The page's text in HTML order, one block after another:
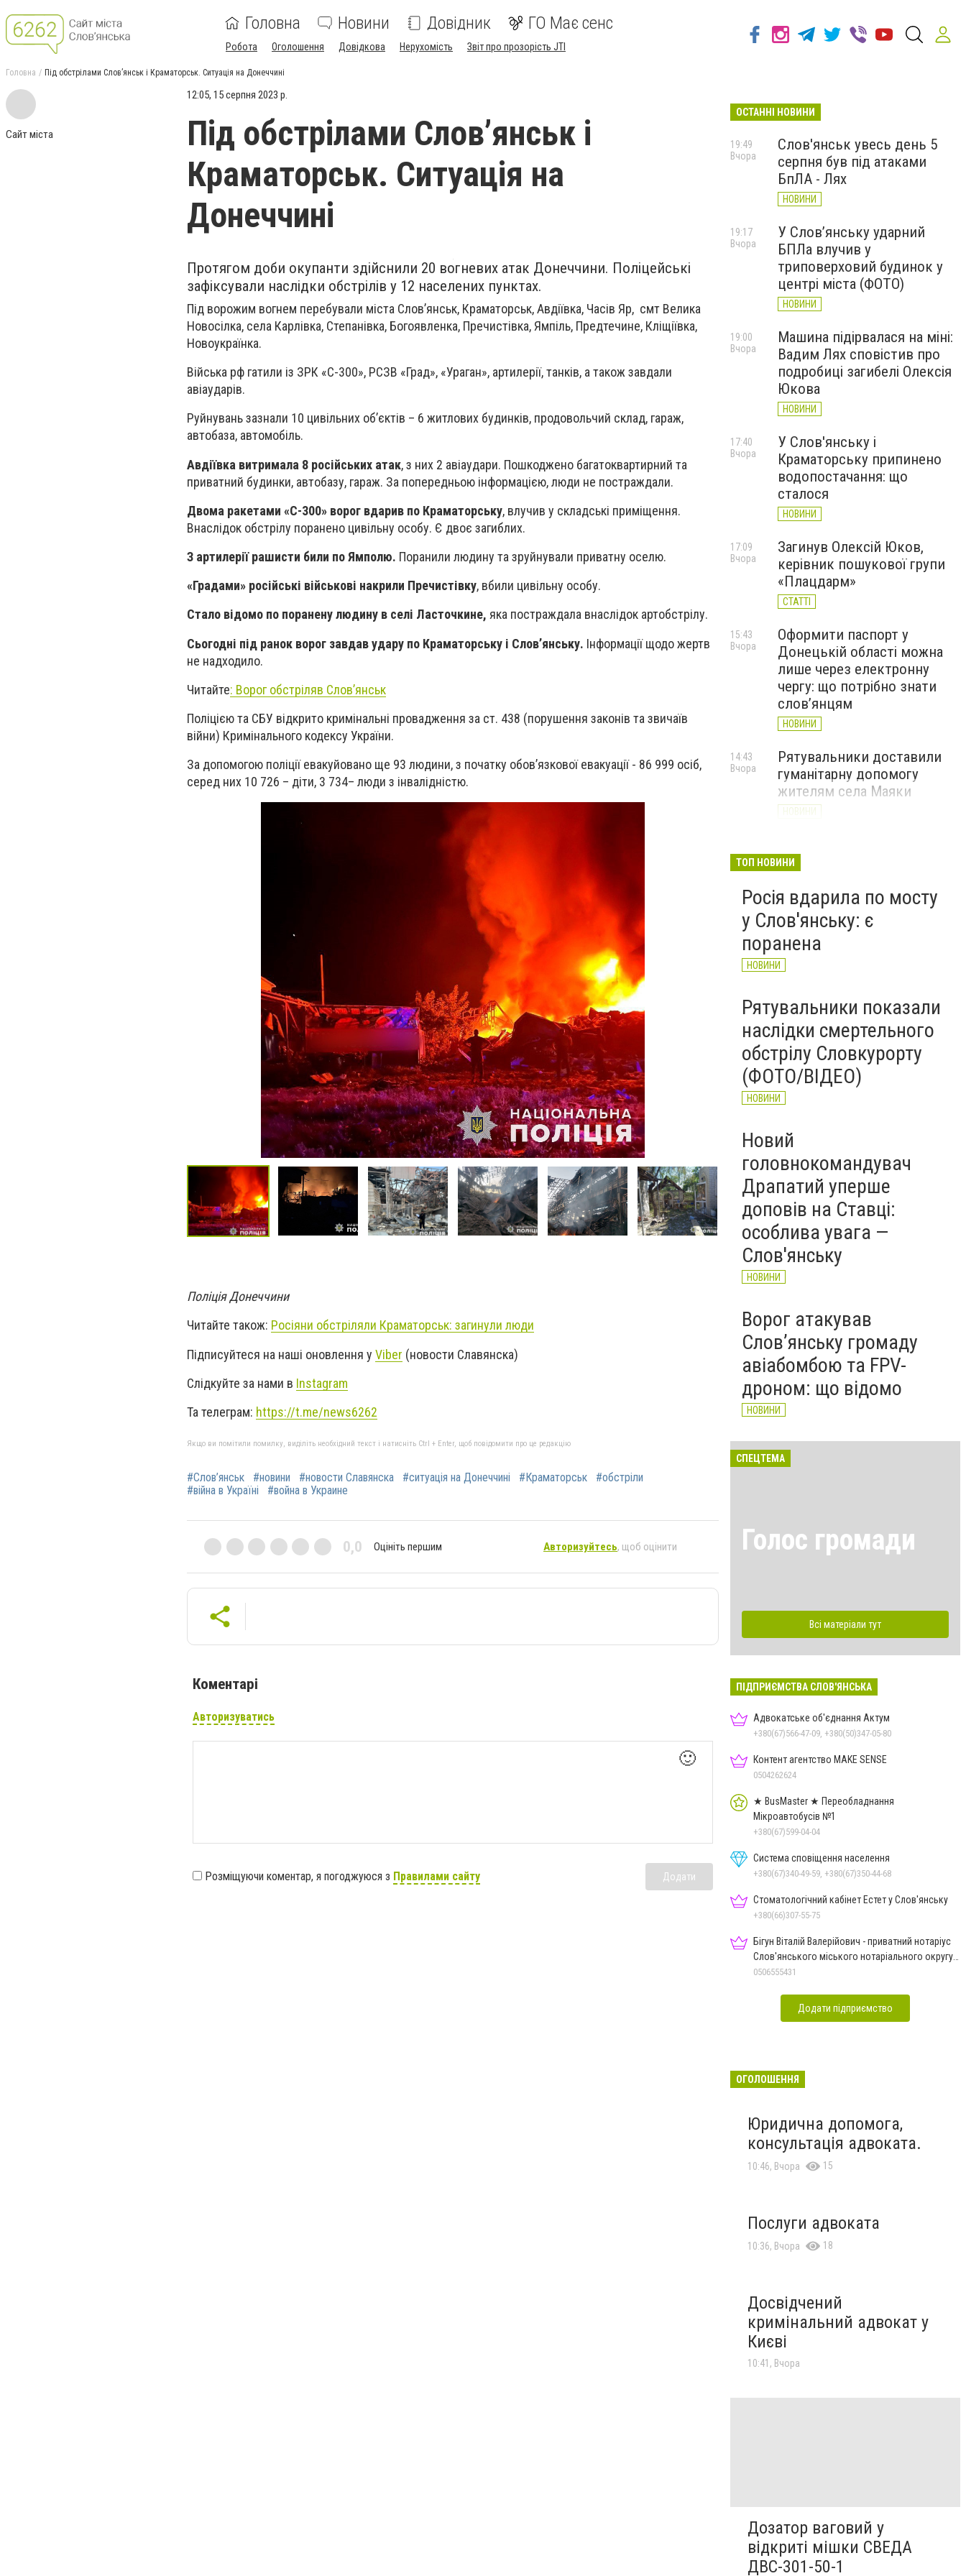
Головна Новини Довідник ГО Має сенс
Робота Оголошення Довідкова Нерухомість Звіт про прозорість JTI
Головна Під обстрілами Слов’янськ і Краматорськ. Ситуація на Донеччині
Сайт міста
12:05, 15 серпня 2023 р.
Під обстрілами Слов’янськ і
Краматорськ. Ситуація на
Донеччині
Протягом доби окупанти здійснили 20 вогневих атак Донеччини. Поліцейські
зафіксували наслідки обстрілів у 12 населених пунктах.
Під ворожим вогнем перебували міста Слов’янськ, Краматорськ, Авдіївка, Часів Яр, смт Велика
Новосілка, села Карлівка, Степанівка, Богоявленка, Пречистівка, Ямпіль, Предтечине, Кліщіївка,
Новоукраїнка.
Війська рф гатили із ЗРК «С-300», РСЗВ «Град», «Ураган», артилерії, танків, а також завдали
авіаударів.
Руйнувань зазнали 10 цивільних об’єктів – 6 житлових будинків, продовольчий склад, гараж,
автобаза, автомобіль.
Авдіївка витримала 8 російських атак, з них 2 авіаудари. Пошкоджено багатоквартирний та
приватний будинки, автобазу, гараж. За попередньою інформацією, люди не постраждали.
Двома ракетами «С-300» ворог вдарив по Краматорську, влучив у складські приміщення.
Внаслідок обстрілу поранено цивільну особу. Є двоє загиблих.
З артилерії рашисти били по Ямполю. Поранили людину та зруйнували приватну оселю.
«Градами» російські військові накрили Пречистівку, вбили цивільну особу.
Стало відомо по поранену людину в селі Ласточкине, яка постраждала внаслідок артобстрілу.
Сьогодні під ранок ворог завдав удару по Краматорську і Слов’янську. Інформації щодо жертв
не надходило.
Читайте: Ворог обстріляв Слов’янськ
Поліцією та СБУ відкрито кримінальні провадження за ст. 438 (порушення законів та звичаїв
війни) Кримінального кодексу України.
За допомогою поліції евакуйовано ще 93 людини, з початку обов’язкової евакуації - 86 999 осіб,
серед них 10 726 – діти, 3 734– люди з інвалідністю.
Поліція Донеччини
Читайте також: Росіяни обстріляли Краматорськ: загинули люди
Підписуйтеся на наші оновлення у Viber (новости Славянска)
Слідкуйте за нами в Instagram
Та телеграм: https://t.me/news6262
Якщо ви помітили помилку, виділіть необхідний текст і натисніть Ctrl + Enter, щоб повідомити про це редакцію
#Слов’янськ #новини #новости Славянска #ситуація на Донеччині #Краматорськ
#обстріли
#війна в Україні
#война в Украине
0,0 Оцініть першим Авторизуйтесь, щоб оцінити
Коментарі
Авторизуватись
🙂
Розміщуючи коментар, я погоджуюся з Правилами сайту Додати
ОСТАННІ НОВИНИ
Слов'янськ увесь день 5
серпня був під атаками
БпЛА - Лях
НОВИНИ
19:49
Вчора
У Слов’янську ударний
БПЛа влучив у
триповерховий будинок у
центрі міста (ФОТО)
НОВИНИ
19:17
Вчора
Машина підірвалася на міні:
Вадим Лях сповістив про
подробиці загибелі Олексія
Юкова
НОВИНИ
19:00
Вчора
У Слов'янську і
Краматорську припинено
водопостачання: що
сталося
НОВИНИ
17:40
Вчора
Загинув Олексій Юков,
керівник пошукової групи
«Плацдарм»
СТАТТІ
17:09
Вчора
Оформити паспорт у
Донецькій області можна
лише через електронну
чергу: що потрібно знати
слов’янцям
НОВИНИ
15:43
Вчора
Рятувальники доставили
гуманітарну допомогу
жителям села Маяки
НОВИНИ
14:43
Вчора
онлайн-акція до Дня молоді
Вчора
ТОП НОВИНИ
Росія вдарила по мосту
у Слов'янську: є
поранена
НОВИНИ
Рятувальники показали
наслідки смертельного
обстрілу Словкурорту
(ФОТО/ВІДЕО)
НОВИНИ
Новий
головнокомандувач
Драпатий уперше
доповів на Ставці:
особлива увага —
Слов'янську
НОВИНИ
Ворог атакував
Слов’янську громаду
авіабомбою та FPV-
дроном: що відомо
НОВИНИ
СПЕЦТЕМА
Голос громади
Всі матеріали тут
ПІДПРИЄМСТВА СЛОВ'ЯНСЬКА
Адвокатське об'єднання Актум
+380(67)566-47-09, +380(50)347-05-80
Контент агентство MAKE SENSE
0504262624
★ BusMaster ★ Переобладнання
Мікроавтобусів №1
+380(67)599-04-04
Система сповіщення населення
+380(67)340-49-59, +380(67)350-44-68
Стоматологічний кабінет Естет у Слов'янську
+380(66)307-55-75
Бігун Віталій Валерійович - приватний нотаріус
Слов'янського міського нотаріального округу
Дон.обл.
0506555431
Додати підприємство
ОГОЛОШЕННЯ
Юридична допомога,
консультація адвоката.
10:46, Вчора 15
Послуги адвоката
10:36, Вчора 18
Досвідчений
кримінальний адвокат у
Києві
10:41, Вчора
Дозатор ваговий у
відкриті мішки СВЕДА
ДВС-301-50-1